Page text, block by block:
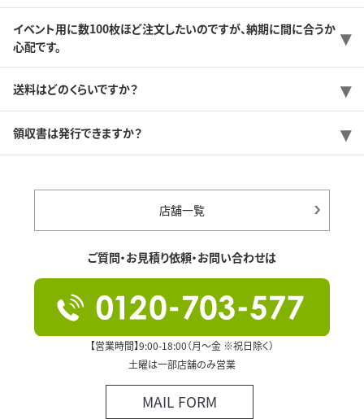
イベント用に数100枚ほど注文したいのですが、納期に間に合うか
心配です。
送料はどのくらいですか？
領収書は発行できますか？
店舗一覧
ご質問・お見積り依頼・お問い合わせは
【営業時間】9:00-18:00（月～金 ※祝日除く）
土曜は一部店舗のみ営業
MAIL FORM